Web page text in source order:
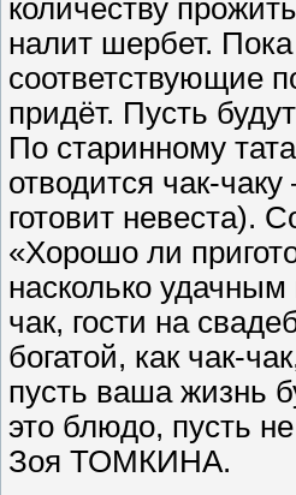
количеству
налит шербет.
соответствующие
придёт. Пусть
По старинному
отводится чак-
готовит невеста).
«Хорошо ли
насколько
чак, гости на
богатой, как чак-
пусть ваша жизнь
это блюдо, пусть
Зоя ТОМКИНА.